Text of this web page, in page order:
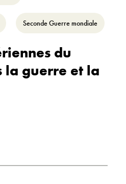
Seconde Guerre mondiale
du
la guerre et la